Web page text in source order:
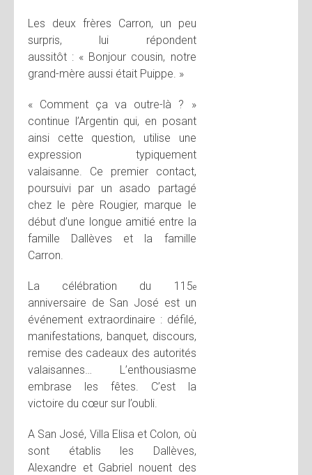
Les deux frères Carron, un peu
surpris, lui répondent
aussitôt : « Bonjour cousin, notre
grand-mère aussi était Puippe. »
« Comment ça va outre-là ? »
continue l’Argentin qui, en posant
ainsi cette question, utilise une
expression typiquement
valaisanne. Ce premier contact,
poursuivi par un asado partagé
chez le père Rougier, marque le
début d’une longue amitié entre la
famille Dallèves et la famille
Carron.
La célébration du 115e
anniversaire de San José est un
événement extraordinaire : défilé,
manifestations, banquet, discours,
remise des cadeaux des autorités
valaisannes… L’enthousiasme
embrase les fêtes. C’est la
victoire du cœur sur l’oubli.
A San José, Villa Elisa et Colon, où
sont établis les Dallèves,
Alexandre et Gabriel nouent des